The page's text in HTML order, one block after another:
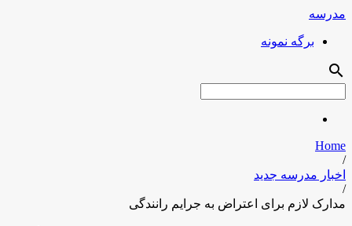
مدرسه
برگه نمونه
search
Home
/
اخبار مدرسه جدید
/
مدارک لازم برای اعتراض به جرایم رانندگی